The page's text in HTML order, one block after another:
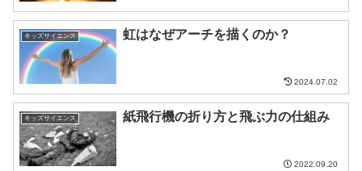
キッズサイエンス 虹はなぜアーチを描くのか？
2024.07.02
キッズサイエンス 紙飛行機の折り方と飛ぶ力の仕組み
2022.09.20